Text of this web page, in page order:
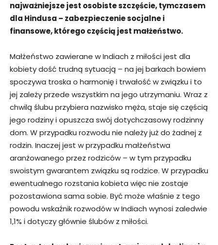
najważniejsze jest osobiste szczęście, tymczasem
dla Hindusa – zabezpieczenie socjalne i
finansowe, którego częścią jest małżeństwo.
Małżeństwo zawierane w Indiach z miłości jest dla
kobiety dość trudną sytuacją – na jej barkach bowiem
spoczywa troska o harmonię i trwałość w związku i to
jej zależy przede wszystkim na jego utrzymaniu. Wraz z
chwilą ślubu przybiera nazwisko męża, staje się częścią
jego rodziny i opuszcza swój dotychczasowy rodzinny
dom. W przypadku rozwodu nie należy już do żadnej z
rodzin. Inaczej jest w przypadku małżeństwa
aranżowanego przez rodziców – w tym przypadku
swoistym gwarantem związku są rodzice. W przypadku
ewentualnego rozstania kobieta więc nie zostaje
pozostawiona sama sobie. Być może właśnie z tego
powodu wskaźnik rozwodów w Indiach wynosi zaledwie
1,1% i dotyczy głównie ślubów z miłości.